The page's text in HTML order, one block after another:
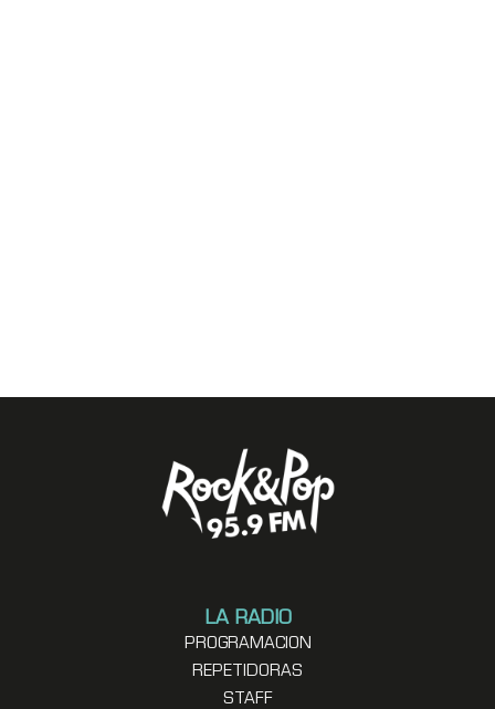
LA RADIO
PROGRAMACION
REPETIDORAS
STAFF